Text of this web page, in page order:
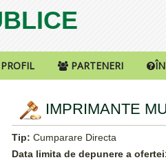
PROFIL PARTENERI
IMPRIMANTE
Tip:Cumparare Directa
Data limita de depunere a